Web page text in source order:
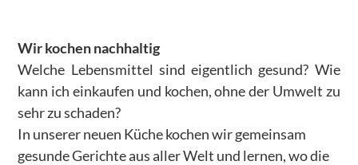
– Familiencafé
– HIER – Herkunft, Identität, Entdeckung (von)
Räumen
AKTUELLES
Wir kochen nachhaltig
Welche Lebensmittel sind eigentlich gesund? Wie
kann ich einkaufen und kochen, ohne der Umwelt zu
sehr zu schaden?
In unserer neuen Küche kochen wir gemeinsam
gesunde Gerichte aus aller Welt und lernen, wo die